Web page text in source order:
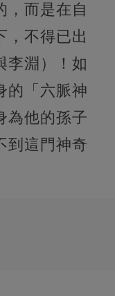
，而是在自
，不得已出
李淵）！如
的「六脈神
為他的孫子
到這門神奇